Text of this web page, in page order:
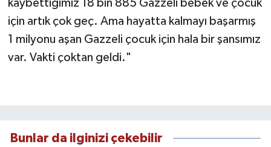
kaybettiğimiz 18 bin 885 Gazzeli bebek ve çocuk
için artık çok geç. Ama hayatta kalmayı başarmış
1 milyonu aşan Gazzeli çocuk için hala bir şansımız
var. Vakti çoktan geldi."
Bunlar da ilginizi çekebilir